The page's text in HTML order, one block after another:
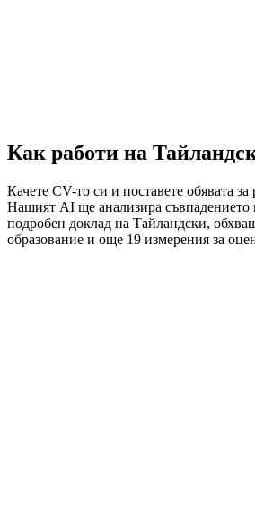
Как работи на
Качете CV-то си и поставете обявата за
Нашият AI ще анализира съвпадението
подробен доклад на Тайландски,
образование и още 19 измерения за